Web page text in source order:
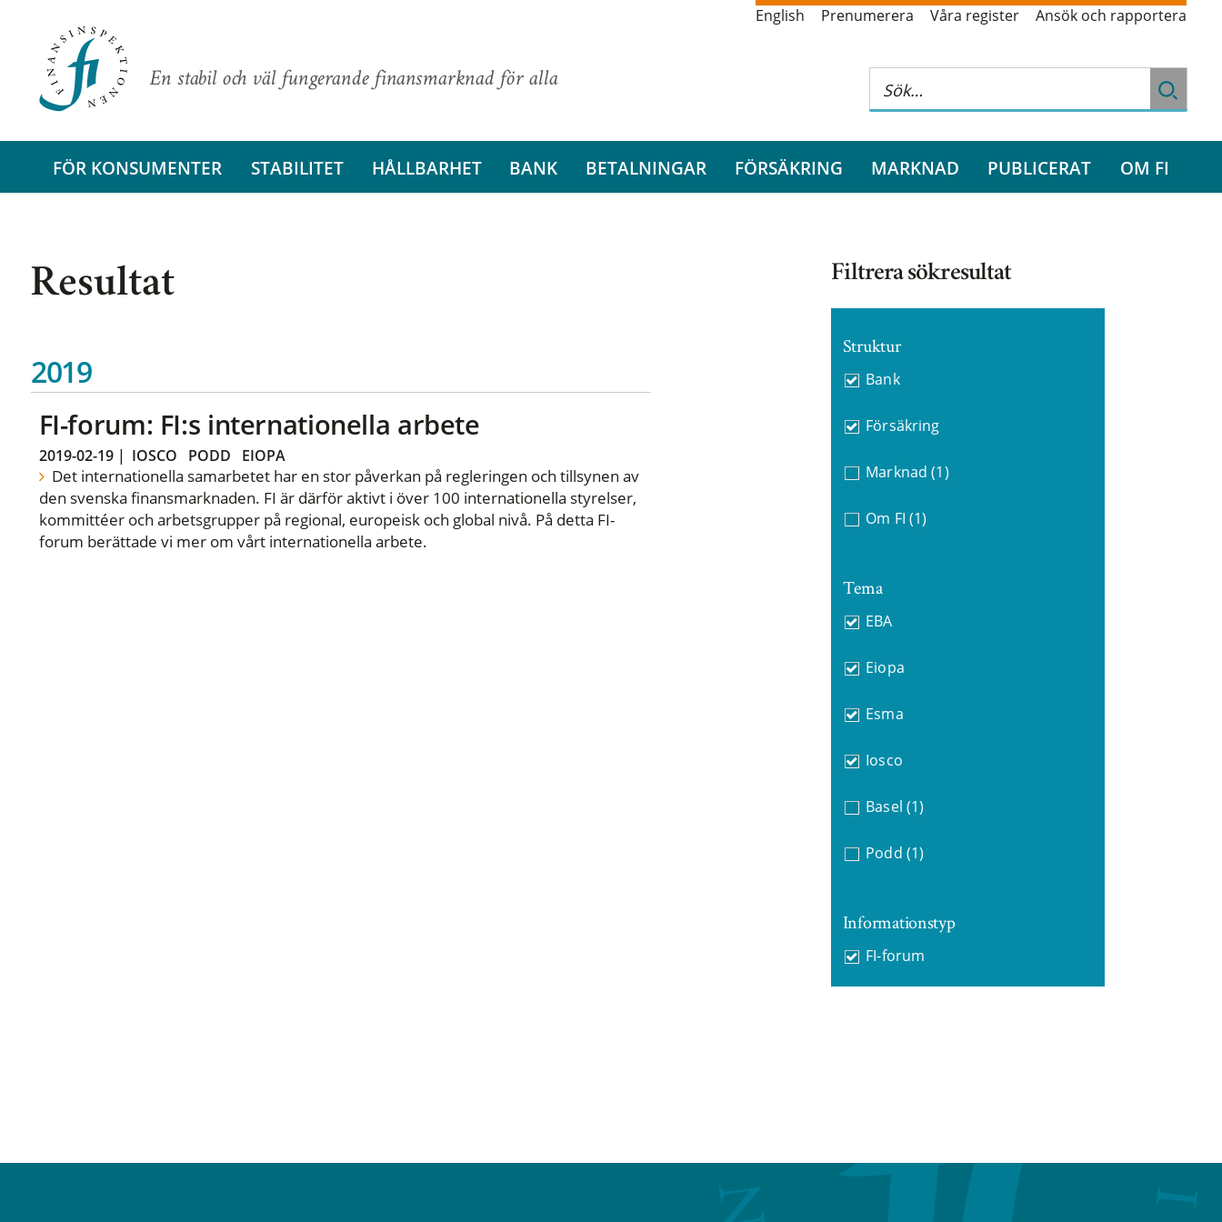
En stabil och väl fungerande finansmarknad för alla
English Prenumerera Våra register Ansök och rapportera
FÖR KONSUMENTER STABILITET HÅLLBARHET BANK BETALNINGAR FÖRSÄKRING MARKNAD PUBLICERAT OM FI
Resultat
2019
FI-forum: FI:s internationella arbete
2019-02-19| IOSCO PODD EIOPA
Det internationella samarbetet har en stor påverkan på regleringen och tillsynen av
den svenska finansmarknaden. FI är därför aktivt i över 100 internationella styrelser,
kommittéer och arbetsgrupper på regional, europeisk och global nivå. På detta FI-
forum berättade vi mer om vårt internationella arbete.
Filtrera sökresultat
Struktur
Bank
Försäkring
Marknad (1)
Om FI (1)
Tema
EBA
Eiopa
Esma
Iosco
Basel (1)
Podd (1)
Informationstyp
FI-forum